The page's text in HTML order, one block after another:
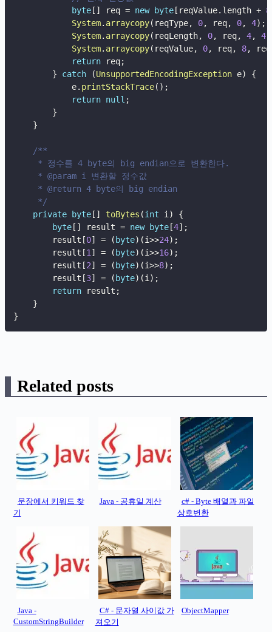
byte [ ] req = new byte [ reqValue. length + 8
System. arraycopy( reqType, 0, req, 0, 4) ;
System. arraycopy( reqLength, 0, req, 4, 4
System. arraycopy( reqValue, 0, req, 8,
return req;
}
catch (UnsupportedEncodingException e)
{
            e
. printStackTrace( ) ;
return null ;
}
}
/**
     * 정수를 4 byte의 big endian으로 변환한다.
     * @param i 변환할 정수값
     * @return 4 byte의 big endian
     */
private
byte [ ] toBytes (int i )
{
byte [ ] result = new byte [4] ;
        result
[0] = ( byte) (i>>24) ;
        result
[1 ] = ( byte) (i>>16) ;
        result
[2] = ( byte) (i>>8) ;
        result
[3] = ( byte) (i ) ;
return result ;
}
}
Related posts
문장에서 키워드 찾
기
Java - 공휴일 계산
c# - Byte 배열과 파일
상호변환
Java -
CustomStringBuilder
C# - 문자열 사이값 가
져오기
ObjectMapper